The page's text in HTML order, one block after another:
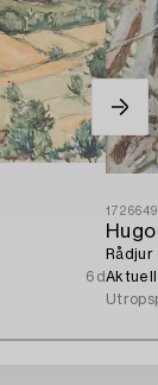
6d
1726649